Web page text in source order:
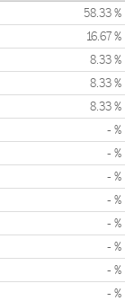
58.33 %
16.67 %
8.33 %
8.33 %
8.33 %
- %
- %
- %
- %
- %
- %
- %
- %